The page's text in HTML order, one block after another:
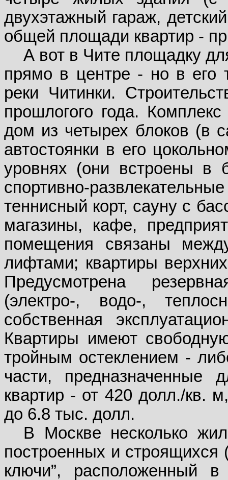
двухэтажный гараж,
общей площади квартир -
А вот в Чите площадку
прямо в центре - но в его
реки Читинки.
прошлогого года.
дом из четырех блоков (в
автостоянки в его
уровнях (они встроены в
спортивно-
теннисный корт, сауну с
магазины, кафе,
помещения связаны
лифтами; квартиры
Предусмотрена
(электро-, водо-,
собственная
Квартиры имеют
тройным остеклением -
части,
квартир - от 420 долл./кв.
до 6.8 тыс. долл.
В Москве несколько
построенных и строящихся
ключи”, расположенный